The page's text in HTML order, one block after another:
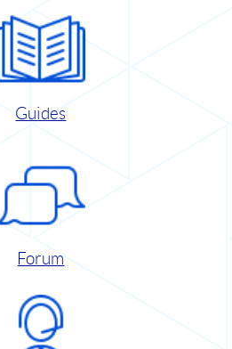
Guides
Forum